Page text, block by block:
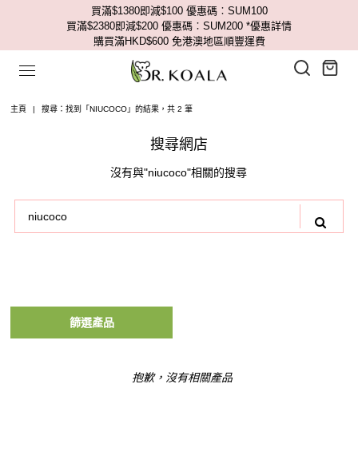
買滿$1380即減$100 優惠碼︰SUM100
買滿$2380即減$200 優惠碼︰SUM200 *優惠詳情
購買滿HKD$600 免港澳地區順豐運費
主頁 | 搜尋：找到「NIUCOCO」的結果，共 2 筆
搜尋網店
沒有與"niucoco"相關的搜尋
篩選產品
抱歉，沒有相關產品